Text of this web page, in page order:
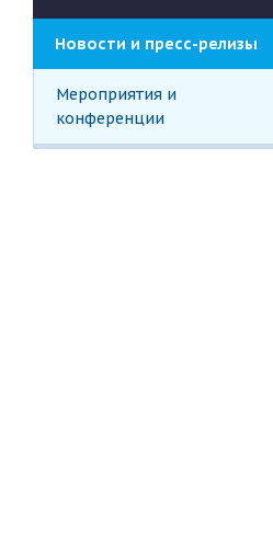
Новости и пресс-релизы
Мероприятия и
конференции